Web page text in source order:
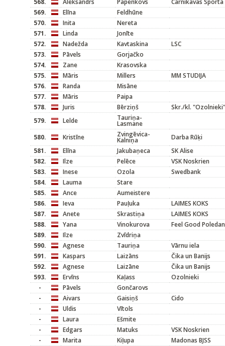
568.
Aleksandrs Papenkovs
Carnikavas
569.
Elīna
Feldhūne
570.
Inita
Nereta
571.
Linda
Jonīte
572.
Nadežda Kavtaskina
LSC
573.
Pāvels
Gorjačko
574.
Zane
Krasovska
575.
Māris Millers
MM STUDIJA
576.
Randa
Misāne
577.
Māris
Paipa
578.
Juris Bērziņš
Skr./kl. "Ozolnieki"
579.
Lelde Tauriņa-
Lasmane
580.
Kristīne Zvingēvica-
Kalniņa
Darba Rūķi
581.
Elīna Jakubaņeca
SK Alise
582.
Ilze Pelēce
VSK Noskrien
583.
Inese Ozola
Swedbank
584.
Lauma
Stare
585.
Ance
Aumeistere
586.
Ieva Pauļuka
LAIMES KOKS
587.
Anete Skrastiņa
LAIMES KOKS
588.
Yana Vinokurova
Feel Good
589.
Ilze
Zvīdriņa
590.
Agnese Tauriņa
Vārnu iela
591.
Kaspars Laizāns
Čika un Banijs
592.
Agnese Laizāne
Čika un Banijs
593.
Ervīns Kaļass
Ozolnieki
-
Pāvels
Gončarovs
-
Aivars Gaisiņš
Cido
-
Uldis
Vītols
-
Laura
Ešmite
-
Edgars Matuks
VSK Noskrien
-
Marita Kiļupa
Madonas BJSS